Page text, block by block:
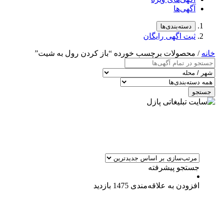
آگهی‌ها
دسته‌بندی‌ها
ثبت اگهی رایگان
خانه / محصولات برچسب خورده “باز کردن رول به شیت”
جستجو
جستجو پیشرفته
افزودن به علاقه‌مندی 1475 بازدید